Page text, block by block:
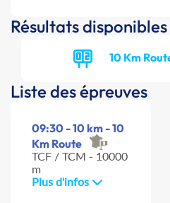
Résultats disponibles
10 Km
Liste des épreuves
09:30 - 10 km - 10
Km Route
TCF / TCM - 10000
m
Plus d'infos